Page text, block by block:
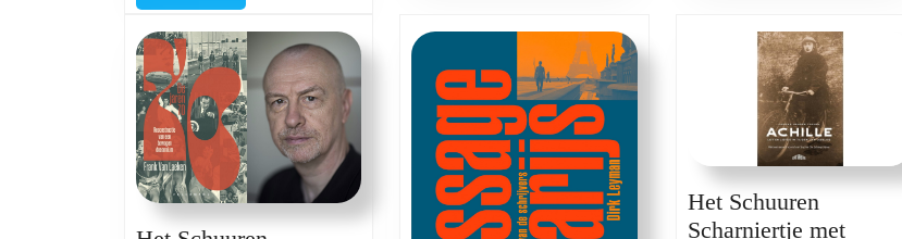
met
Klaas
Vansteenhuyse
James
De
Graef,
Griet
De
Cuypere
Het Schuuren
Scharniertje met